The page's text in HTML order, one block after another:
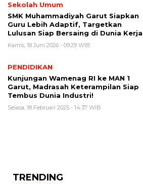
Sekolah Umum
SMK Muhammadiyah Garut Siapkan
Guru Lebih Adaptif, Targetkan
Lulusan Siap Bersaing di Dunia Kerja
Kamis, 18 Juni 2026 - 09:29 WIB
PENDIDIKAN
Kunjungan Wamenag RI ke MAN 1
Garut, Madrasah Keterampilan Siap
Tembus Dunia Industri!
Selasa, 18 Februari 2025 - 14:37 WIB
TRENDING